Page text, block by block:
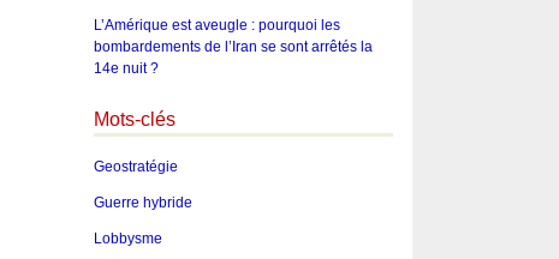
L’Amérique est aveugle : pourquoi les
bombardements de l’Iran se sont arrêtés la
14e nuit ?
Mots-clés
Geostratégie
Guerre hybride
Lobbysme